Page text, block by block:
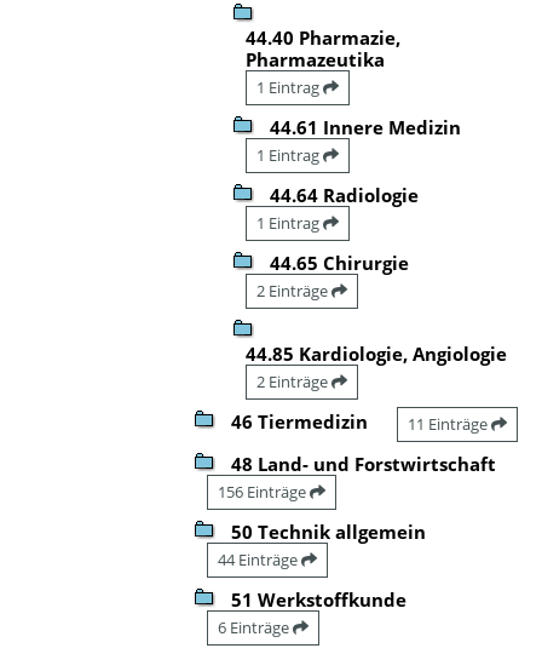
44.40 Pharmazie,
Pharmazeutika
1 Eintrag
44.61 Innere Medizin
1 Eintrag
44.64 Radiologie
1 Eintrag
44.65 Chirurgie
2 Einträge
44.85 Kardiologie, Angiologie
2 Einträge
46 Tiermedizin 11 Einträge
48 Land- und Forstwirtschaft
156 Einträge
50 Technik allgemein
44 Einträge
51 Werkstoffkunde
6 Einträge